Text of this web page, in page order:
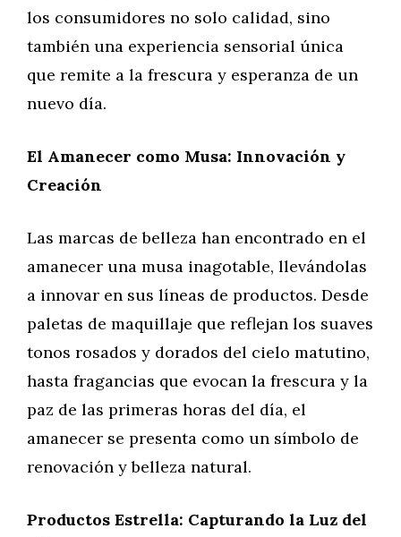
los consumidores no solo calidad, sino
también una experiencia sensorial única
que remite a la frescura y esperanza de un
nuevo día.
El Amanecer como Musa: Innovación y
Creación
Las marcas de belleza han encontrado en el
amanecer una musa inagotable, llevándolas
a innovar en sus líneas de productos. Desde
paletas de maquillaje que reflejan los suaves
tonos rosados y dorados del cielo matutino,
hasta fragancias que evocan la frescura y la
paz de las primeras horas del día, el
amanecer se presenta como un símbolo de
renovación y belleza natural.
Productos Estrella: Capturando la Luz del